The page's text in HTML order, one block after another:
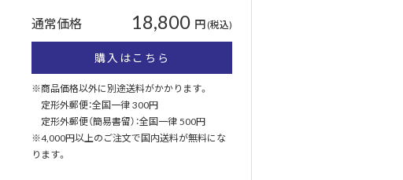
通常価格 18,800 円(税込)
購入はこちら
※商品価格以外に別途送料がかかります。
定形外郵便：全国一律 300円
定形外郵便（簡易書留）：全国一律 500円
※4,000円以上のご注文で国内送料が無料にな
ります。